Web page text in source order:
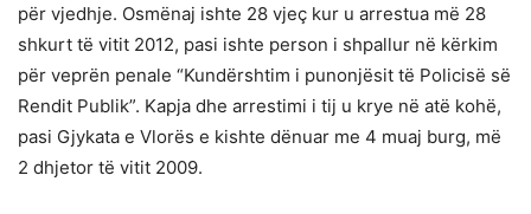
për vjedhje. Osmënaj ishte 28 vjeç kur u arrestua më 28
shkurt të vitit 2012, pasi ishte person i shpallur në kërkim
për veprën penale “Kundërshtim i punonjësit të Policisë së
Rendit Publik”. Kapja dhe arrestimi i tij u krye në atë kohë,
pasi Gjykata e Vlorës e kishte dënuar me 4 muaj burg, më
2 dhjetor të vitit 2009.